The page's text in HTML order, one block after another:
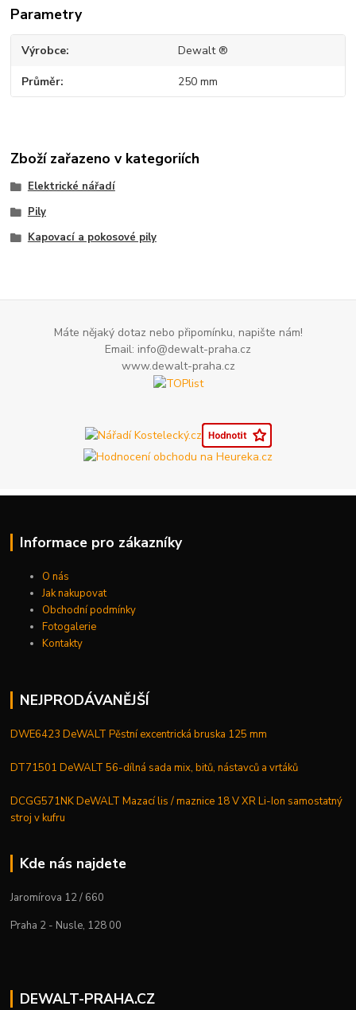
Parametry
Výrobce Dewalt ®
Průměr 250 mm
Zboží zařazeno v kategoriích
Elektrické nářadí
Pily
Kapovací a pokosové pily
Máte nějaký dotaz nebo připomínku, napište nám!
Email: info@dewalt-praha.cz
www.dewalt-praha.cz
Informace pro zákazníky
O nás
Jak nakupovat
Obchodní podmínky
Fotogalerie
Kontakty
NEJPRODÁVANĚJŠÍ
DWE6423 DeWALT Pěstní excentrická bruska 125 mm
DT71501 DeWALT 56-dílná sada mix, bitů, nástavců a vrtáků
DCGG571NK DeWALT Mazací lis / maznice 18 V XR Li-Ion samostatný
stroj v kufru
Kde nás najdete
Jaromírova 12 / 660
Praha 2 - Nusle, 128 00
DEWALT-PRAHA.CZ